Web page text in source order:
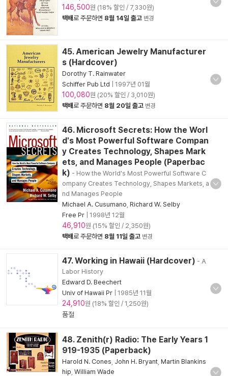
146,500원 (18% 할인 / 7,330원)
택배로 주문하면 8월 14일 출고 변경
45. American Jewelry Manufacturer
s (Hardcover)
Dorothy T. Rainwater
Schiffer Pub Ltd
1997년 01월
100,080원 (20% 할인 / 3,010원)
택배로 주문하면 8월 20일 출고 변경
46. Microsoft Secrets: How the Worl
d's Most Powerful Software Compan
y Creates Technology, Shapes Mark
ets, and Manages People (Paperbac
k) - How the World's Most Powerful Software C
ompany Creates Technology, Shapes Markets, a
nd Manages People
Michael A. Cusumano Richard W. Selby
Free Pr
1998년 12월
46,910원 (15% 할인 / 2,350원)
택배로 주문하면 8월 11일 출고 변경
47. Working in Hawaii (Hardcover) - A
Labor History
Edward D. Beechert
Univ of Hawaii Pr
1985년 11월
24,910원 (18% 할인 / 1,250원)
품절
48. Zenith(r) Radio: The Early Years 1
919-1935 (Paperback)
Harold N. Cones John H. Bryant Martin Blankins
hip William Wade